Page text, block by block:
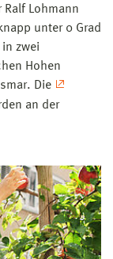
Ralf Lohmann
unter 0 Grad
zwei
Hohen
Die
an der